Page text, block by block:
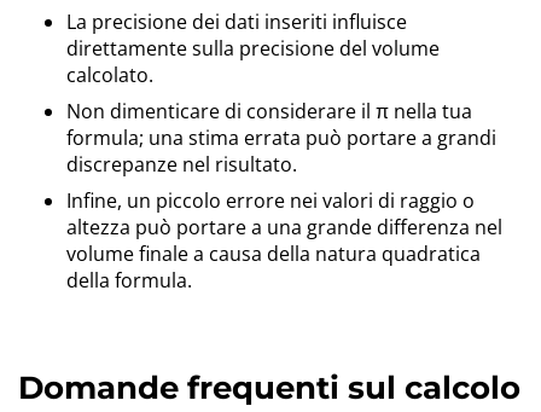
La precisione dei dati inseriti influisce
direttamente sulla precisione del volume
calcolato.
Non dimenticare di considerare il π nella tua
formula; una stima errata può portare a grandi
discrepanze nel risultato.
Infine, un piccolo errore nei valori di raggio o
altezza può portare a una grande differenza nel
volume finale a causa della natura quadratica
della formula.
Domande frequenti sul calcolo